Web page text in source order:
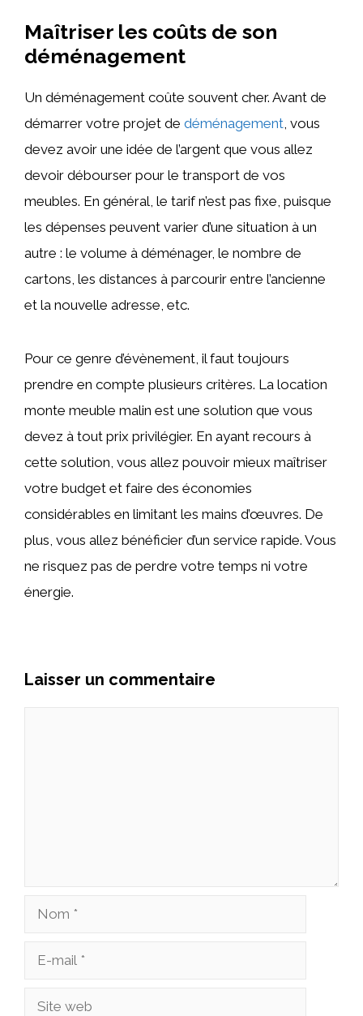
Maîtriser les coûts de son
déménagement
Un déménagement coûte souvent cher. Avant de
démarrer votre projet de déménagement, vous
devez avoir une idée de l’argent que vous allez
devoir débourser pour le transport de vos
meubles. En général, le tarif n’est pas fixe, puisque
les dépenses peuvent varier d’une situation à un
autre : le volume à déménager, le nombre de
cartons, les distances à parcourir entre l’ancienne
et la nouvelle adresse, etc.
Pour ce genre d’évènement, il faut toujours
prendre en compte plusieurs critères. La location
monte meuble malin est une solution que vous
devez à tout prix privilégier. En ayant recours à
cette solution, vous allez pouvoir mieux maîtriser
votre budget et faire des économies
considérables en limitant les mains d’œuvres. De
plus, vous allez bénéficier d’un service rapide. Vous
ne risquez pas de perdre votre temps ni votre
énergie.
Laisser un commentaire
Nom
Site